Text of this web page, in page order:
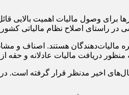
وصول مالیات اهمیت بالایی
در راستای اصلاح نظام مالیاتی
هستند. اصناف و
دریافت مالیات عادلانه و حقه
اخیر مدنظر قرار گرفته است.